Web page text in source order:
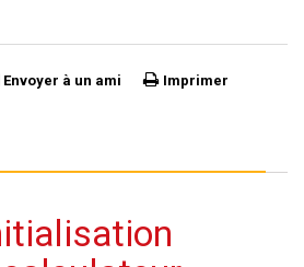
Envoyer à un ami Imprimer